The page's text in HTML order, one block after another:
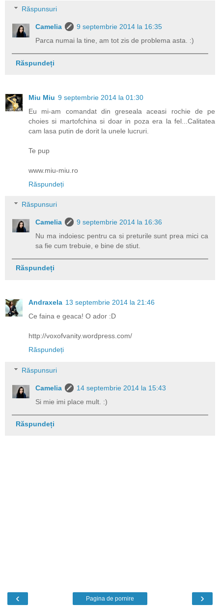
Răspunsuri
Camelia
9 septembrie 2014 la 16:35
Parca numai la tine, am tot zis de problema asta. :)
Răspundeți
Miu Miu 9 septembrie 2014 la 01:30
Eu mi-am comandat din greseala aceasi rochie de pe
choies si martofchina si doar in poza era la fel...Calitatea
cam lasa putin de dorit la unele lucruri.
Te pup
www.miu-miu.ro
Răspundeți
Răspunsuri
Camelia
9 septembrie 2014 la 16:36
Nu ma indoiesc pentru ca si preturile sunt prea mici ca
sa fie cum trebuie, e bine de stiut.
Răspundeți
Andraxela 13 septembrie 2014 la 21:46
Ce faina e geaca! O ador :D
http://voxofvanity.wordpress.com/
Răspundeți
Răspunsuri
Camelia
14 septembrie 2014 la 15:43
Si mie imi place mult. :)
Răspundeți
‹ ›
Pagina de pornire